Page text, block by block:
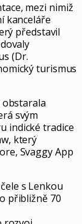
mezi nimiž
kanceláře
představil
(Dr.
turismus
svým
indické tradice
který
Svaggy App
s Lenkou
přibližně 70